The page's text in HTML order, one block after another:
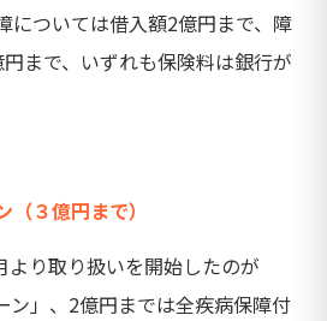
については借入額2億円まで、障
まで、いずれも保険料は銀行が
３億円まで）
り取り扱いを開始したのが
ン」、2億円までは全疾病保障付